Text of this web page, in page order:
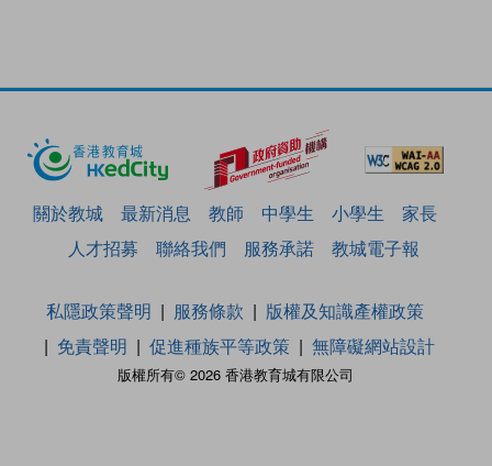
關於教城 最新消息 教師 中學生 小學生
家長
人才招募
聯絡我們 服務承諾 教城電子報
版權所有© 2026 香港教育城有限公司
私隱政策聲明 服務條款
版權及知識產權政策
免責聲明
促進種族平等政策 無障礙網站設計